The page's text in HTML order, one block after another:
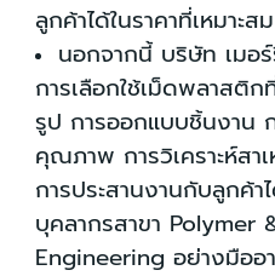
ลูกค้าได้ในราคาที่เหมาะสม
นอกจากนี้ บริษัท เมอ
การเลือกใช้เม็ดพลาสติก
รูป การออกแบบชิ้นงาน
คุณภาพ การวิเคราะห์ส
การประสานงานกับลูกค้า
บุคลากรสาขา Polymer
Engineering อย่างมืออ